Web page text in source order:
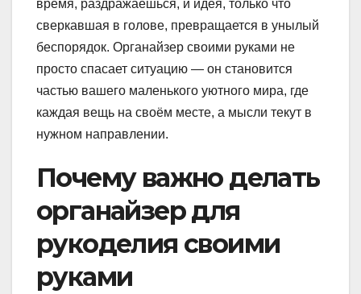
время, раздражаешься, и идея, только что
сверкавшая в голове, превращается в унылый
беспорядок. Органайзер своими руками не
просто спасает ситуацию — он становится
частью вашего маленького уютного мира, где
каждая вещь на своём месте, а мысли текут в
нужном направлении.
Почему важно делать
органайзер для
рукоделия своими
руками